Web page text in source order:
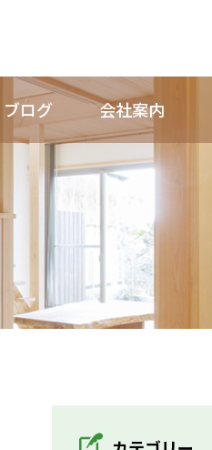
ブログ 会社案内